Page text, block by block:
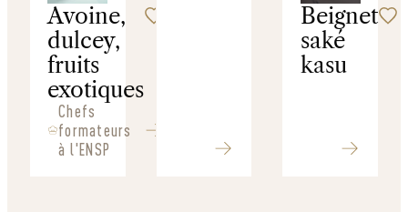
Avoine,
dulcey,
fruits
exotiques
Chefs
formateurs
à l'ENSP
Beignet
saké
kasu